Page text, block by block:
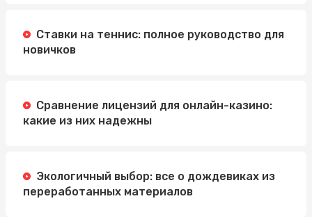
Ставки на теннис: полное руководство для
новичков
Сравнение лицензий для онлайн-казино:
какие из них надежны
Экологичный выбор: все о дождевиках из
переработанных материалов